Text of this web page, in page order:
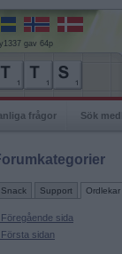
gav 64p
frågor Sök
Snack Support Ordlekar
Föregående sida
Första sidan